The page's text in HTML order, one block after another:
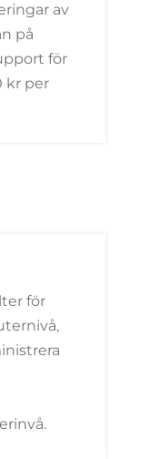
av
på
för
kr per
för